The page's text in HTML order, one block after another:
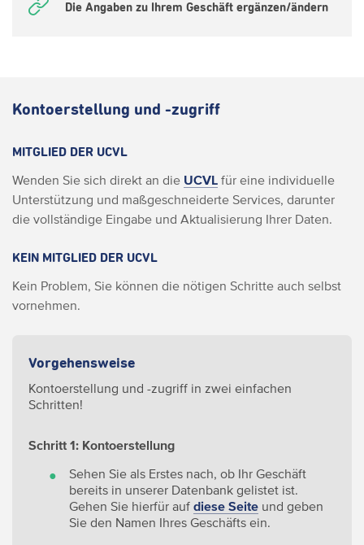
Die Angaben zu Ihrem Geschäft ergänzen/ändern
Kontoerstellung und -zugriff
MITGLIED DER UCVL
Wenden Sie sich direkt an die UCVL für eine individuelle
Unterstützung und maßgeschneiderte Services, darunter
die vollständige Eingabe und Aktualisierung Ihrer Daten.
KEIN MITGLIED DER UCVL
Kein Problem, Sie können die nötigen Schritte auch selbst
vornehmen.
Vorgehensweise
Kontoerstellung und -zugriff in zwei einfachen
Schritten!
Schritt 1: Kontoerstellung
Sehen Sie als Erstes nach, ob Ihr Geschäft
bereits in unserer Datenbank gelistet ist.
Gehen Sie hierfür auf diese Seite und geben
Sie den Namen Ihres Geschäfts ein.